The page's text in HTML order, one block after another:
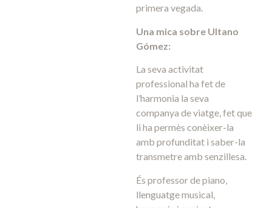
primera vegada.
Una mica sobre Ultano
Gómez:
La seva activitat
professional ha fet de
l’harmonia la seva
companya de viatge, fet que
li ha permès conèixer-la
amb profunditat i saber-la
transmetre amb senzillesa.
És professor de piano,
llenguatge musical,